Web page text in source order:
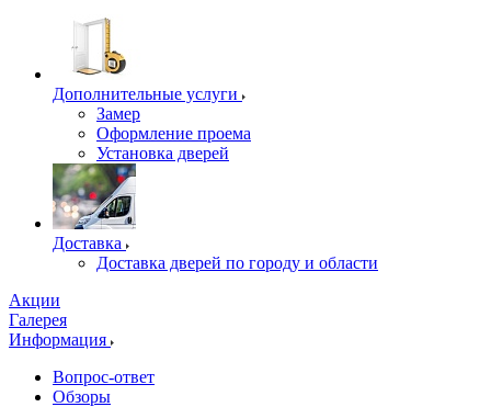
Дополнительные услуги
Замер
Оформление проема
Установка дверей
Доставка
Доставка дверей по городу и области
Акции
Галерея
Информация
Вопрос-ответ
Обзоры